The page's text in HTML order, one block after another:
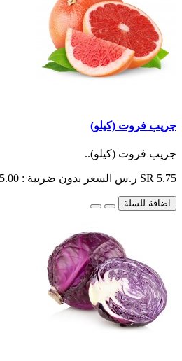
جريب فروت (كيلو)
جريب فروت (كيلو)..
SR 5.75 ر.س السعر بدون ضريبة : SR 5.00 ر.س
اضافة للسلة